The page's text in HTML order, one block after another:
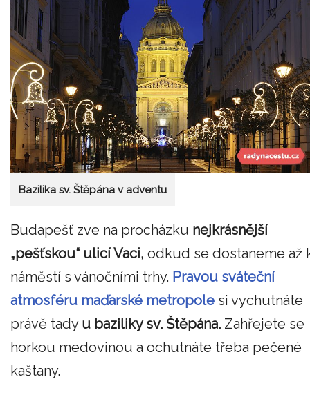
Bazilika sv. Štěpána v adventu
Budapešť zve na procházku nejkrásnější
„pešťskou“ ulicí Vaci, odkud se dostaneme až
náměstí s vánočními trhy. Pravou sváteční
atmosféru maďarské metropole si vychutnáte
právě tady u baziliky sv. Štěpána. Zahřejete se
horkou medovinou a ochutnáte třeba pečené
kaštany.